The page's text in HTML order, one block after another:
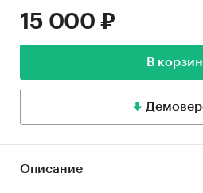
15 000 ₽
В
Описание